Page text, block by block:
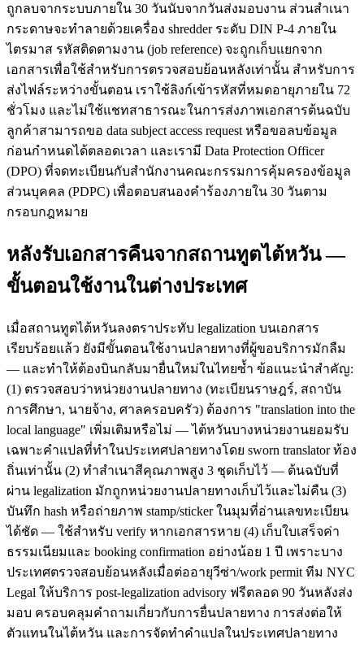
ถูกลบจากระบบภายใน 30 วันนับจากวันส่งมอบงาน ส่วนสำเนา
กระดาษจะทำลายด้วยเครื่อง shredder ระดับ DIN P-4 ภายใน
ไตรมาส รหัสติดตามงาน (job reference) จะถูกเก็บแยกจาก
เอกสารเพื่อใช้สำหรับการตรวจสอบย้อนหลังเท่านั้น สำหรับการ
ส่งไฟล์ระหว่างขั้นตอน เราใช้ลิงก์เข้ารหัสที่หมดอายุภายใน 72
ชั่วโมง และไม่ใช้แชทสาธารณะในการส่งภาพเอกสารต้นฉบับ
ลูกค้าสามารถขอ data subject access request หรือขอลบข้อมูล
ก่อนกำหนดได้ตลอดเวลา และเรามี Data Protection Officer
(DPO) ที่จดทะเบียนกับสำนักงานคณะกรรมการคุ้มครองข้อมูล
ส่วนบุคคล (PDPC) เพื่อตอบสนองคำร้องภายใน 30 วันตาม
กรอบกฎหมาย
หลังรับเอกสารคืนจากสถานทูตไต้หวัน —
ขั้นตอนใช้งานในต่างประเทศ
เมื่อสถานทูตไต้หวันลงตราประทับ legalization บนเอกสาร
เรียบร้อยแล้ว ยังมีขั้นตอนใช้งานปลายทางที่ผู้ขอบริการมักลืม
— และทำให้ต้องบินกลับมายื่นใหม่ในไทยซ้ำ ข้อแนะนำสำคัญ:
(1) ตรวจสอบว่าหน่วยงานปลายทาง (ทะเบียนราษฎร์, สถาบัน
การศึกษา, นายจ้าง, ศาลครอบครัว) ต้องการ "translation into the
local language" เพิ่มเติมหรือไม่ — ไต้หวันบางหน่วยงานยอมรับ
เฉพาะคำแปลที่ทำในประเทศปลายทางโดย sworn translator ท้อง
ถิ่นเท่านั้น (2) ทำสำเนาสีคุณภาพสูง 3 ชุดเก็บไว้ — ต้นฉบับที่
ผ่าน legalization มักถูกหน่วยงานปลายทางเก็บไว้และไม่คืน (3)
บันทึก hash หรือถ่ายภาพ stamp/sticker ในมุมที่อ่านเลขทะเบียน
ได้ชัด — ใช้สำหรับ verify หากเอกสารหาย (4) เก็บใบเสร็จค่า
ธรรมเนียมและ booking confirmation อย่างน้อย 1 ปี เพราะบาง
ประเทศตรวจสอบย้อนหลังเมื่อต่ออายุวีซ่า/work permit ทีม NYC
Legal ให้บริการ post-legalization advisory ฟรีตลอด 90 วันหลังส่ง
มอบ ครอบคลุมคำถามเกี่ยวกับการยื่นปลายทาง การส่งต่อให้
ตัวแทนในไต้หวัน และการจัดทำคำแปลในประเทศปลายทาง